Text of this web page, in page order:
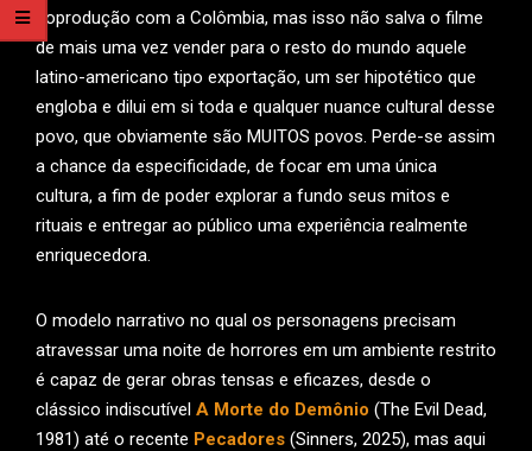
coprodução com a Colômbia, mas isso não salva o filme
de mais uma vez vender para o resto do mundo aquele
latino-americano tipo exportação, um ser hipotético que
engloba e dilui em si toda e qualquer nuance cultural desse
povo, que obviamente são MUITOS povos. Perde-se assim
a chance da especificidade, de focar em uma única
cultura, a fim de poder explorar a fundo seus mitos e
rituais e entregar ao público uma experiência realmente
enriquecedora.
O modelo narrativo no qual os personagens precisam
atravessar uma noite de horrores em um ambiente restrito
é capaz de gerar obras tensas e eficazes, desde o
clássico indiscutível A Morte do Demônio (The Evil Dead,
1981) até o recente Pecadores (Sinners, 2025), mas aqui